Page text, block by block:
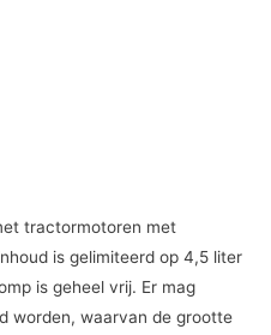
tractormotoren met
is gelimiteerd op 4,5 liter
is geheel vrij. Er mag
worden, waarvan de grootte